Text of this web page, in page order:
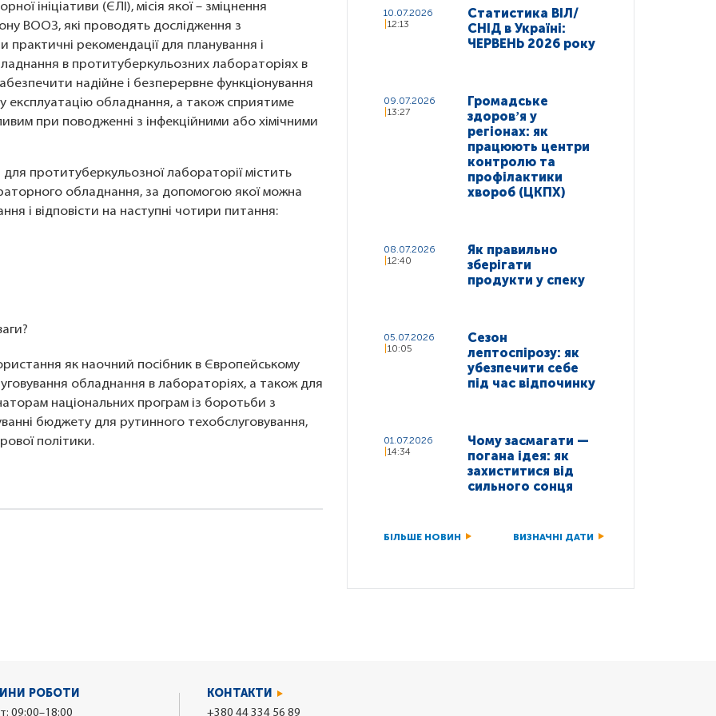
ініціативи (ЄЛІ), місія якої – зміцнення
ВООЗ, які проводять дослідження з
рекомендації для планування і
в протитуберкульозних лабораторіях в
надійне і безперервне функціонування
експлуатацію обладнання, а також сприятиме
при поводженні з інфекційними або хімічними
протитуберкульозної лабораторії містить
обладнання, за допомогою якої можна
і відповісти на наступні чотири питання:
як наочний посібник в Європейському
обладнання в лабораторіях, а також для
національних програм із боротьби з
бюджету для рутинного техобслуговування,
політики.
10.07.2026
12:13
Статистика ВІЛ/
СНІД в Україні:
ЧЕРВЕНЬ 2026 року
09.07.2026
13:27
Громадське
здоровʼя у
регіонах: як
працюють центри
контролю та
профілактики
хвороб (ЦКПХ)
08.07.2026
12:40
Як правильно
зберігати
продукти у спеку
05.07.2026
10:05
Сезон
лептоспірозу: як
убезпечити себе
під час відпочинку
01.07.2026
14:34
Чому засмагати —
погана ідея: як
захиститися від
сильного сонця
БІЛЬШЕ НОВИН ВИЗНАЧНІ ДАТИ
РОБОТИ
09:00–18:00
КОНТАКТИ
+380 44 334 56 89